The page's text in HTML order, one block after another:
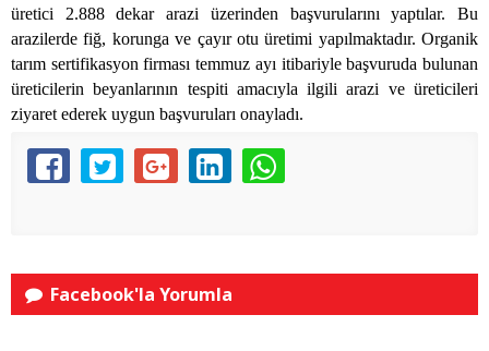
üretici 2.888 dekar arazi üzerinden başvurularını yaptılar. Bu
arazilerde fiğ, korunga ve çayır otu üretimi yapılmaktadır. Organik
tarım sertifikasyon firması temmuz ayı itibariyle başvuruda bulunan
üreticilerin beyanlarının tespiti amacıyla ilgili arazi ve üreticileri
ziyaret ederek uygun başvuruları onayladı.
Facebook'la Yorumla